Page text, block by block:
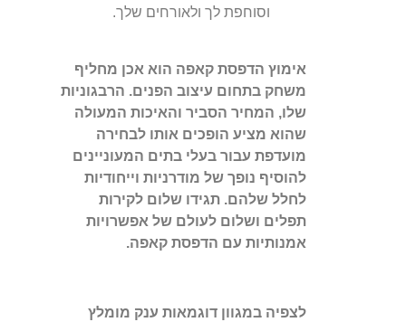
וסוחפת לך ולאורחים שלך.
אימוץ הדפסת קאפה הוא אכן מחליף
משחק בתחום עיצוב הפנים. הרבגוניות
שלו, המחיר הסביר והאיכות המעולה
שהוא מציע הופכים אותו לבחירה
מועדפת עבור בעלי בתים המעוניינים
להוסיף נופך של מודרניות וייחודיות
לחלל שלהם. תגידו שלום לקירות
תפלים ושלום לעולם של אפשרויות
אמנותיות עם הדפסת קאפה.
לצפיה במגוון דוגמאות ענק מומלץ